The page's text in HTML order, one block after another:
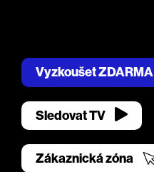
Vyzkoušet ZDARMA
Sledovat TV
Zákaznická zóna